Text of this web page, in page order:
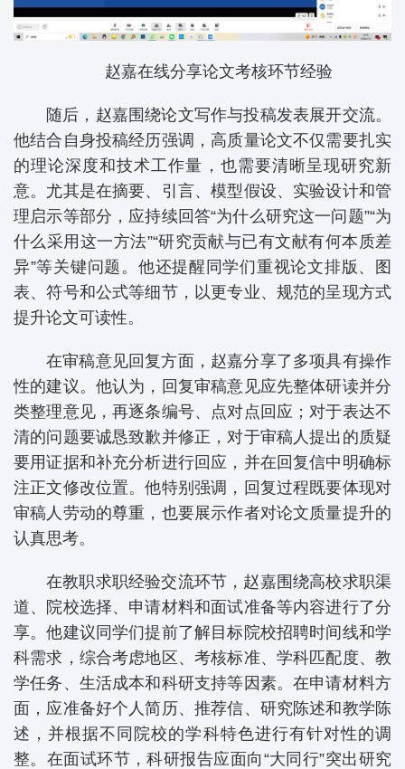
赵嘉在线分享论文考核环节经验
随后，赵嘉围绕论文写作与投稿发表展开交流。
他结合自身投稿经历强调，高质量论文不仅需要扎实
的理论深度和技术工作量，也需要清晰呈现研究新
意。尤其是在摘要、引言、模型假设、实验设计和管
理启示等部分，应持续回答“为什么研究这一问题”“为
什么采用这一方法”“研究贡献与已有文献有何本质差
异”等关键问题。他还提醒同学们重视论文排版、图
表、符号和公式等细节，以更专业、规范的呈现方式
提升论文可读性。
在审稿意见回复方面，赵嘉分享了多项具有操作
性的建议。他认为，回复审稿意见应先整体研读并分
类整理意见，再逐条编号、点对点回应；对于表达不
清的问题要诚恳致歉并修正，对于审稿人提出的质疑
要用证据和补充分析进行回应，并在回复信中明确标
注正文修改位置。他特别强调，回复过程既要体现对
审稿人劳动的尊重，也要展示作者对论文质量提升的
认真思考。
在教职求职经验交流环节，赵嘉围绕高校求职渠
道、院校选择、申请材料和面试准备等内容进行了分
享。他建议同学们提前了解目标院校招聘时间线和学
科需求，综合考虑地区、考核标准、学科匹配度、教
学任务、生活成本和科研支持等因素。在申请材料方
面，应准备好个人简历、推荐信、研究陈述和教学陈
述，并根据不同院校的学科特色进行有针对性的调
整。在面试环节，科研报告应面向“大同行”突出研究